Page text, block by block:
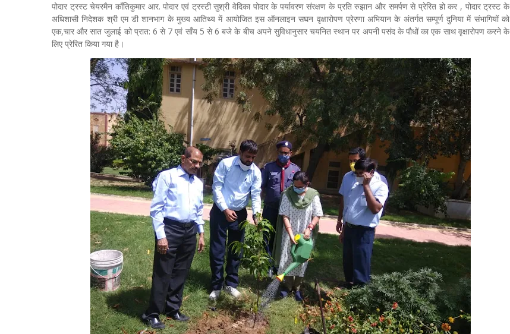
पोदार ट्रस्ट चेयरमैन काँतिकुमार आर. पोदार एवं ट्रस्टी सुश्री वेदिका पोदार के पर्यावरण संरक्षण के प्रति रुझान और समर्पण से प्रेरित हो कर , पोदार ट्रस्ट के
अधिशासी निदेशक श्री एम डी शानभाग के मुख्य आतिथ्य में आयोजित इस ऑनलाइन सघन वृक्षारोपण प्रेरणा अभियान के अंतर्गत सम्पूर्ण दुनिया में संभागियों को
एक,चार और सात जुलाई को प्रात: 6 से 7 एवं साँय 5 से 6 बजे के बीच अपने सुविधानुसार चयनित स्थान पर अपनी पसंद के पौधों का एक साथ वृक्षारोपण करने के
लिए प्रेरित किया गया है।